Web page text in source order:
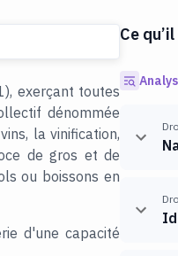
exerçant toutes
dénommée
la vinification,
de gros et de
ou boissons en
d'une capacité
Ce